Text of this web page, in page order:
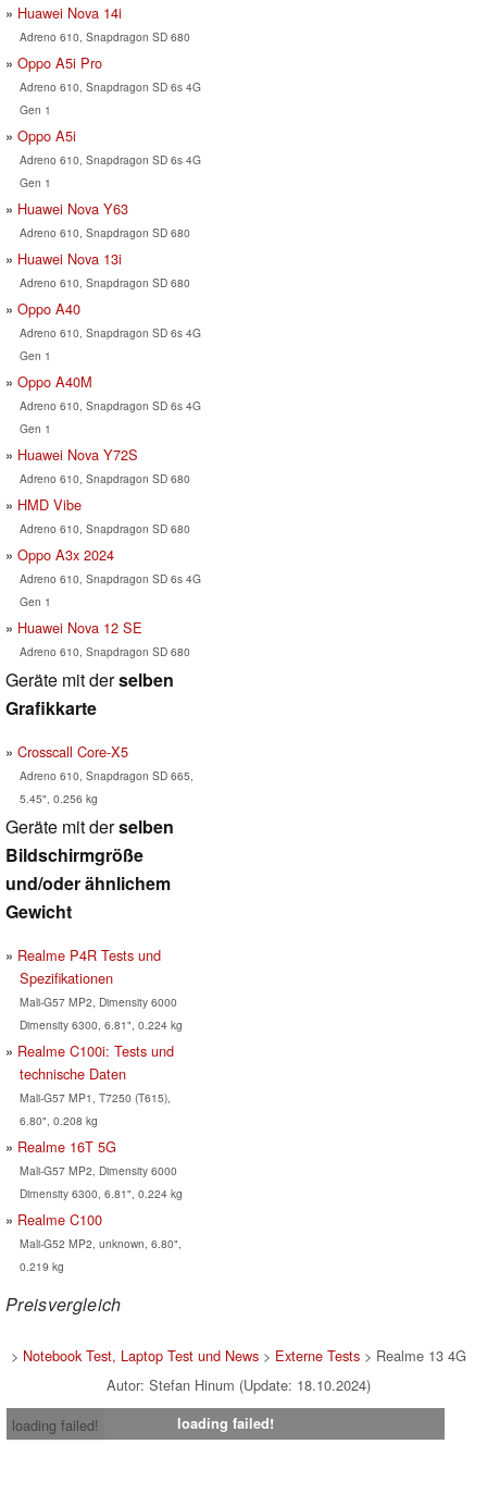
Huawei Nova 14i
Adreno 610, Snapdragon SD 680
Oppo A5i Pro
Adreno 610, Snapdragon SD 6s 4G
Gen 1
Oppo A5i
Adreno 610, Snapdragon SD 6s 4G
Gen 1
Huawei Nova Y63
Adreno 610, Snapdragon SD 680
Huawei Nova 13i
Adreno 610, Snapdragon SD 680
Oppo A40
Adreno 610, Snapdragon SD 6s 4G
Gen 1
Oppo A40M
Adreno 610, Snapdragon SD 6s 4G
Gen 1
Huawei Nova Y72S
Adreno 610, Snapdragon SD 680
HMD Vibe
Adreno 610, Snapdragon SD 680
Oppo A3x 2024
Adreno 610, Snapdragon SD 6s 4G
Gen 1
Huawei Nova 12 SE
Adreno 610, Snapdragon SD 680
Geräte mit derselben
Grafikkarte
Crosscall Core-X5
Adreno 610, Snapdragon SD 665,
5.45", 0.256 kg
Geräte mit derselben
Bildschirmgröße
und/oder ähnlichem
Gewicht
Realme P4R Tests und
Spezifikationen
Mali-G57 MP2, Dimensity 6000
Dimensity 6300, 6.81", 0.224 kg
Realme C100i: Tests und
technische Daten
Mali-G57 MP1, T7250 (T615),
6.80", 0.208 kg
Realme 16T 5G
Mali-G57 MP2, Dimensity 6000
Dimensity 6300, 6.81", 0.224 kg
Realme C100
Mali-G52 MP2, unknown, 6.80",
0.219 kg
Preisvergleich
> Notebook Test, Laptop Test und News> Externe Tests> Realme 13 4G
Autor: Stefan Hinum (Update: 18.10.2024)
loading failed!
loading failed!